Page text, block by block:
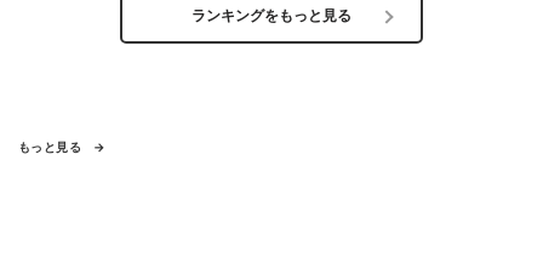
ランキングをもっと見る
もっと見る